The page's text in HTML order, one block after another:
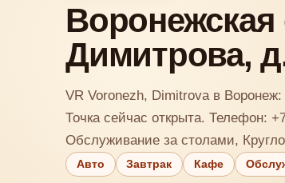
Воронежская
Димитрова,
VR Voronezh, Dimitrova в
Точка сейчас открыта. Телефон:
Обслуживание за столами,
Авто Завтрак Кафе